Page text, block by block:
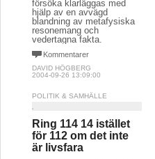
försöka klarläggas med
hjälp av en avvägd
blandning av metafysiska
resonemang och
vedertagna fakta.
Kommentarer
DAVID HÖGBERG
2004-09-26 13:09:00
POLITIK & SAMHÄLLE
Ring 114 14 istället
för 112 om det inte
är livsfara